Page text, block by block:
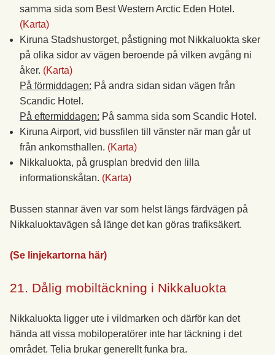
samma sida som Best Western Arctic Eden Hotel.
(Karta)
Kiruna Stadshustorget, påstigning mot Nikkaluokta sker
på olika sidor av vägen beroende på vilken avgång ni
åker. (Karta)
På förmiddagen: På andra sidan sidan vägen från
Scandic Hotel.
På eftermiddagen: På samma sida som Scandic Hotel.
Kiruna Airport, vid bussfilen till vänster när man går ut
från ankomsthallen. (Karta)
Nikkaluokta, på grusplan bredvid den lilla
informationskåtan. (Karta)
Bussen stannar även var som helst längs färdvägen på
Nikkaluoktavägen så länge det kan göras trafiksäkert.
(Se linjekartorna här)
21. Dålig mobiltäckning i Nikkaluokta
Nikkaluokta ligger ute i vildmarken och därför kan det
hända att vissa mobiloperatörer inte har täckning i det
området. Telia brukar generellt funka bra.